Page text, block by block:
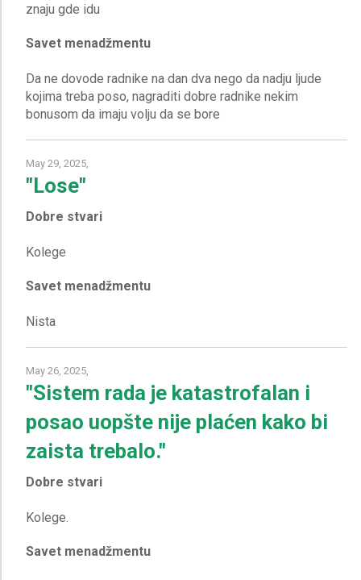
Savet menadžmentu
Da ne dovode radnike na dan dva nego da nadju ljude
kojima treba poso, nagraditi dobre radnike nekim
May 29, 2025,
"Lose"
Dobre stvari
Savet menadžmentu
May 26, 2025,
"Sistem rada je katastrofalan i
posao uopšte nije plaćen kako bi
zaista trebalo."
Dobre stvari
Savet menadžmentu